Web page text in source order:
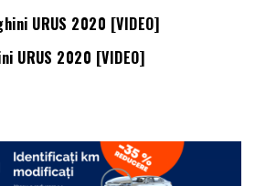
URUS 2020 [VIDEO]